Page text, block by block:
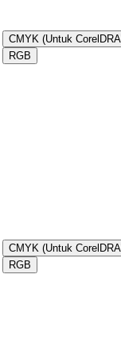
CMYK (Untuk
RGB
CMYK (Untuk
RGB